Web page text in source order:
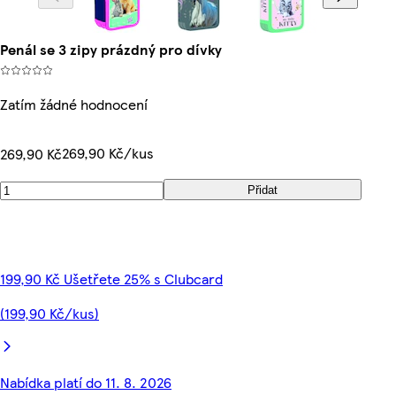
Penál se 3 zipy prázdný pro dívky
Zatím žádné hodnocení
269,90 Kč269,90 Kč/kus
Přidat
199,90 Kč Ušetřete 25% s Clubcard
(199,90 Kč/kus)
Nabídka platí do 11. 8. 2026